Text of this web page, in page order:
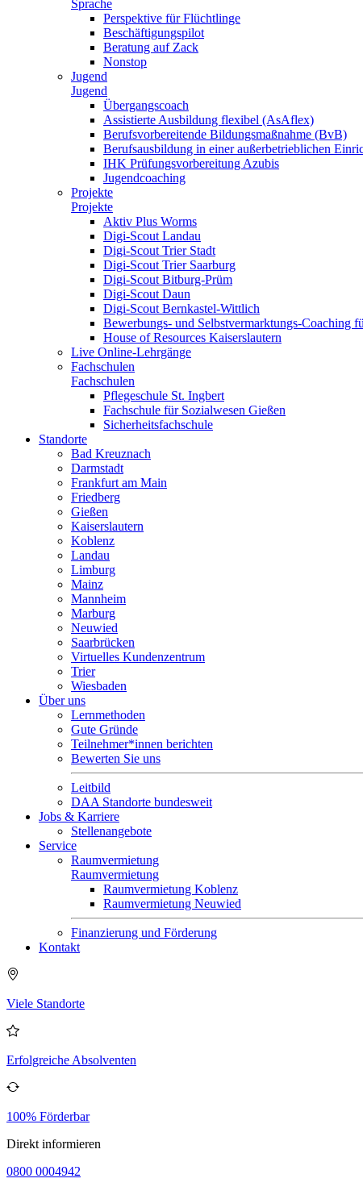
Sprache
Perspektive für Flüchtlinge
Beschäftigungspilot
Beratung auf Zack
Nonstop
Jugend
Jugend
Übergangscoach
Assistierte Ausbildung flexibel (AsAflex)
Berufsvorbereitende Bildungsmaßnahme (BvB)
Berufsausbildung in einer außerbetrieblichen
IHK Prüfungsvorbereitung Azubis
Jugendcoaching
Projekte
Projekte
Aktiv Plus Worms
Digi-Scout Landau
Digi-Scout Trier Stadt
Digi-Scout Trier Saarburg
Digi-Scout Bitburg-Prüm
Digi-Scout Daun
Digi-Scout Bernkastel-Wittlich
Bewerbungs- und Selbstvermarktungs-Coaching
House of Resources Kaiserslautern
Live Online-Lehrgänge
Fachschulen
Fachschulen
Pflegeschule St. Ingbert
Fachschule für Sozialwesen Gießen
Sicherheitsfachschule
Standorte
Bad Kreuznach
Darmstadt
Frankfurt am Main
Friedberg
Gießen
Kaiserslautern
Koblenz
Landau
Limburg
Mainz
Mannheim
Marburg
Neuwied
Saarbrücken
Virtuelles Kundenzentrum
Trier
Wiesbaden
Über uns
Lernmethoden
Gute Gründe
Teilnehmer*innen berichten
Bewerten Sie uns
Leitbild
DAA Standorte bundesweit
Jobs & Karriere
Stellenangebote
Service
Raumvermietung
Raumvermietung
Raumvermietung Koblenz
Raumvermietung Neuwied
Finanzierung und Förderung
Kontakt
Viele Standorte
Erfolgreiche Absolventen
100% Förderbar
Direkt informieren
0800 0004942